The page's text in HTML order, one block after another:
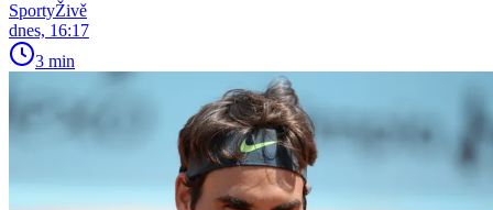
SportyŽivě
dnes, 16:17
3 min